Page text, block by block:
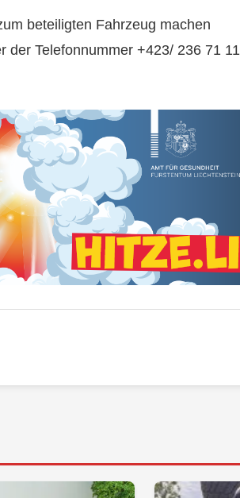
beteiligten Fahrzeug machen
der Telefonnummer +423/ 236 71 11